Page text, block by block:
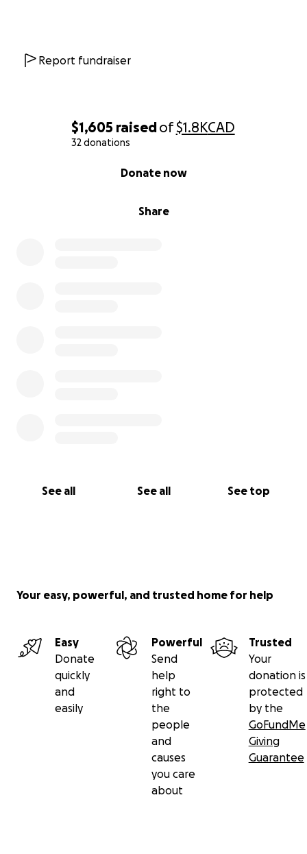
$1,605 raisedof$1.8KCAD
32 donations
Share
Donate now
See all See all See top
Report fundraiser
Your easy, powerful, and trusted home for help
Easy
Donate
quickly
and
easily
Powerful
Send
help
right to
the
people
and
causes
you care
about
Trusted
Your
donation is
protected
by the
GoFundMe
Giving
Guarantee